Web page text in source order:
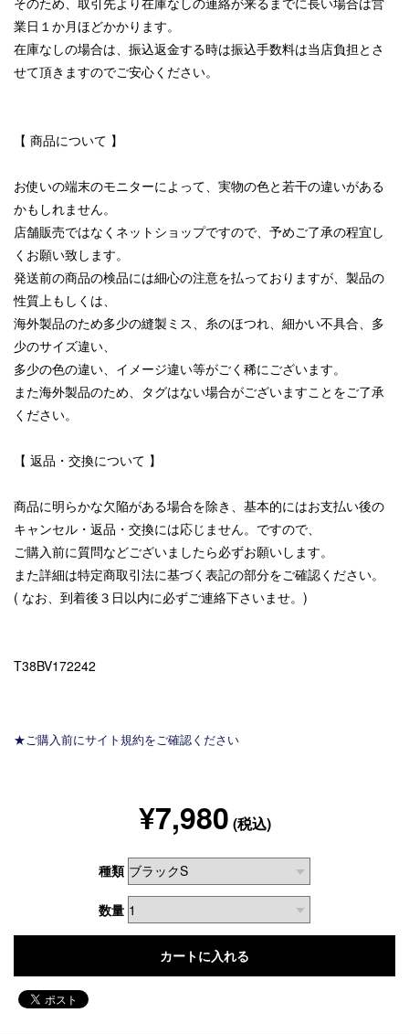
業日１か月ほどかかります。
在庫なしの場合は、振込返金する時は振込手数料は当店負担とさ
せて頂きますのでご安心ください。
【 商品について 】
お使いの端末のモニターによって、実物の色と若干の違いがある
かもしれません。
店舗販売ではなくネットショップですので、予めご了承の程宜し
くお願い致します。
発送前の商品の検品には細心の注意を払っておりますが、製品の
性質上もしくは、
海外製品のため多少の縫製ミス、糸のほつれ、細かい不具合、多
少のサイズ違い、
多少の色の違い、イメージ違い等がごく稀にございます。
また海外製品のため、タグはない場合がございますことをご了承
ください。
【 返品・交換について 】
商品に明らかな欠陥がある場合を除き、基本的にはお支払い後の
キャンセル・返品・交換には応じません。ですので、
ご購入前に質問などございましたら必ずお願いします。
また詳細は特定商取引法に基づく表記の部分をご確認ください。
( なお、到着後３日以内に必ずご連絡下さいませ。)
T38BV172242
★ご購入前にサイト規約をご確認ください
¥7,980 (税込)
種類
数量